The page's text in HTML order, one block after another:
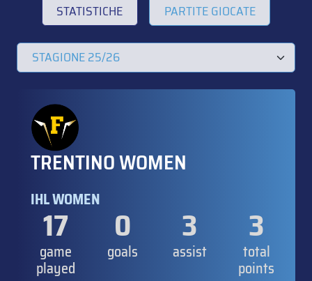
STATISTICHE PARTITE GIOCATE
TRENTINO WOMEN
IHL WOMEN
17
game
played
0
goals
3
assist
3
total
points